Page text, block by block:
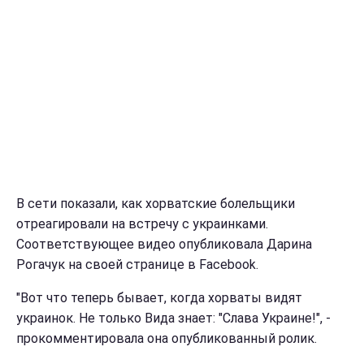
В сети показали, как хорватские болельщики
отреагировали на встречу с украинками.
Соответствующее видео опубликовала Дарина
Рогачук на своей странице в Facebook.
"Вот что теперь бывает, когда хорваты видят
украинок. Не только Вида знает: "Слава Украине!", -
прокомментировала она опубликованный ролик.